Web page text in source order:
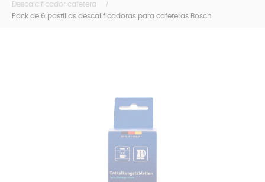
Descalcificador cafetera
Pack de 6 pastillas descalificadoras para cafeteras Bosch